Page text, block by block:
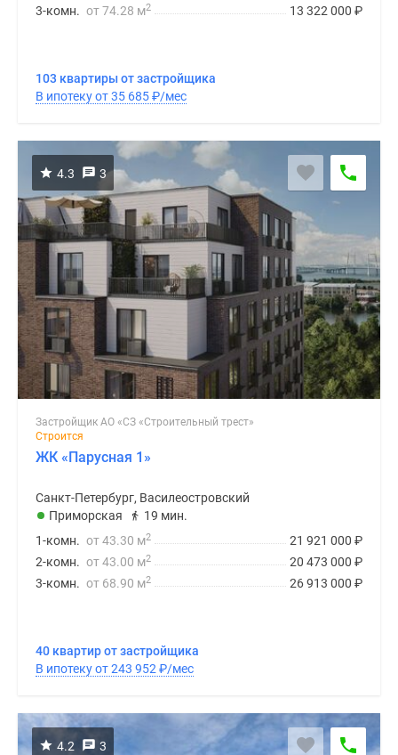
13 322 000 ₽
3-комн. от 74.28 м2
103 квартиры от застройщика
В ипотеку от 35 685₽/мес
4.3 3
Застройщик АО «СЗ «Строительный трест»
Строится
ЖК «Парусная 1»
Санкт-Петербург, Василеостровский
Приморская
19 мин.
21 921 000 ₽
1-комн. от 43.30 м2
20 473 000 ₽
2-комн. от 43.00 м2
26 913 000 ₽
3-комн. от 68.90 м2
40 квартир от застройщика
В ипотеку от 243 952 ₽/мес
4.2 3